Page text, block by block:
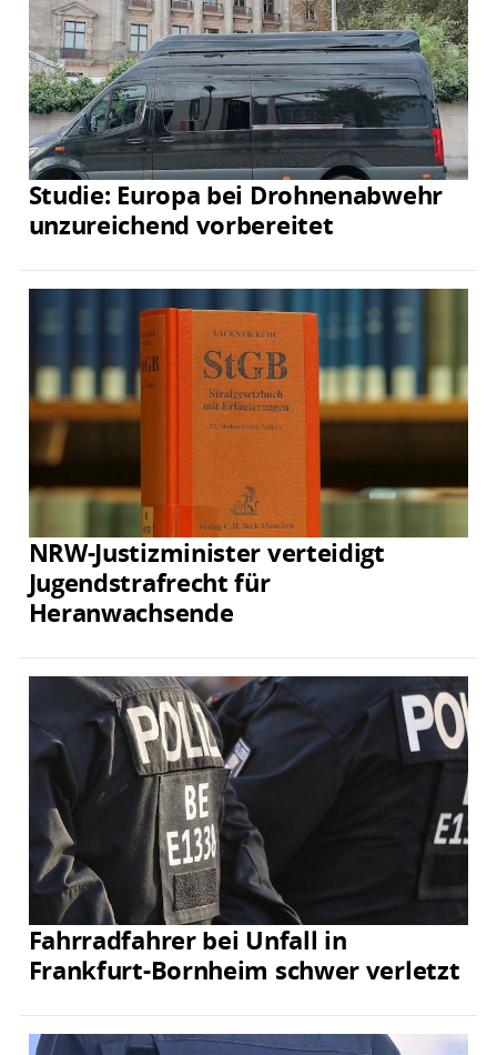
Studie: Europa bei Drohnenabwehr
unzureichend vorbereitet
NRW-Justizminister verteidigt
Jugendstrafrecht für
Heranwachsende
Fahrradfahrer bei Unfall in
Frankfurt-Bornheim schwer verletzt